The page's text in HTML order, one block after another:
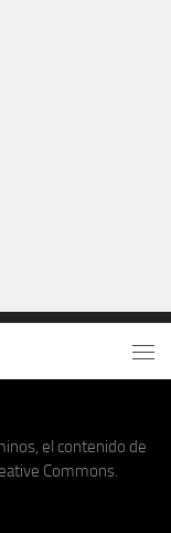
el contenido de
Commons.